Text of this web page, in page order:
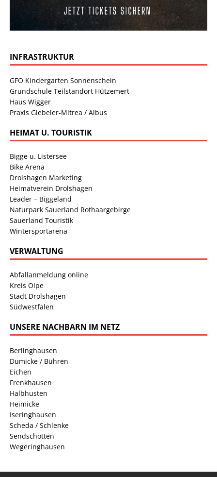
INFRASTRUKTUR
GFO Kindergarten Sonnenschein
Grundschule Teilstandort Hützemert
Haus Wigger
Praxis Giebeler-Mitrea / Albus
HEIMAT U. TOURISTIK
Bigge u. Listersee
Bike Arena
Drolshagen Marketing
Heimatverein Drolshagen
Leader – Biggeland
Naturpark Sauerland Rothaargebirge
Sauerland Touristik
Wintersportarena
VERWALTUNG
Abfallanmeldung online
Kreis Olpe
Stadt Drolshagen
Südwestfalen
UNSERE NACHBARN IM NETZ
Berlinghausen
Dumicke / Bühren
Eichen
Frenkhausen
Halbhusten
Heimicke
Iseringhausen
Scheda / Schlenke
Sendschotten
Wegeringhausen